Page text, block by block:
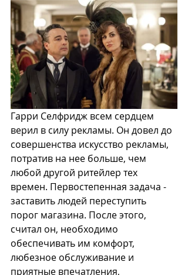
Гарри Селфридж всем сердцем
верил в силу рекламы. Он довел до
совершенства искусство рекламы,
потратив на нее больше, чем
любой другой ритейлер тех
времен. Первостепенная задача -
заставить людей переступить
порог магазина. После этого,
считал он, необходимо
обеспечивать им комфорт,
любезное обслуживание и
приятные впечатления,